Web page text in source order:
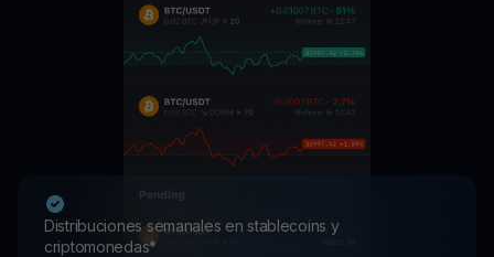
Distribuciones semanales en stablecoins y
criptomonedas*